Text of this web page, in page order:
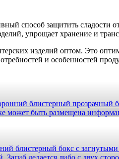
способ защитить сладости
упрощает хранение и
изделий оптом. Это
и особенностей
блистерный
быть размещена
блистерный бокс с